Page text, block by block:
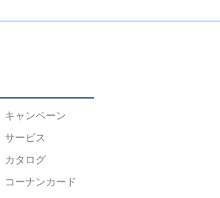
キャンペーン
サービス
カタログ
コーナンカード